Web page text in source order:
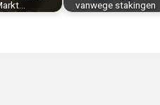
vanwege stakingen